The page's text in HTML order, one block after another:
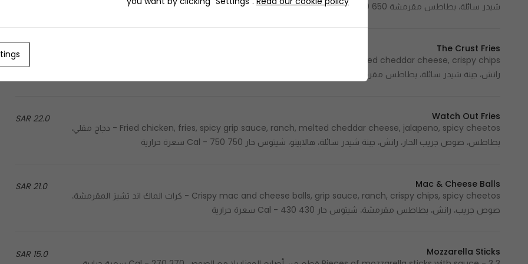
شيدر سائلة، بطاطس مقرمشة 650 Cal - 650 سعرة حرارية
The Crust Fries
رانش، جبنة شيدر سائلة، بطاطس مقرمشة 720 Cal - 720 سعرة حرارية
22.0 SAR
Watch Out Fries
Fried chicken, fries, spicy grip sauce, ranch, melted cheddar cheese, jalapeno, spicy cheetos - دجاج مقلي،
بطاطس، صوص جريب الحار، رانش، جبنة شيدر سائلة، هالابينو، شيتوس حار 750 Cal - 750 سعرة حرارية
21.0 SAR
Mac & Cheese Balls
Crispy mac and cheese balls, grip sauce, ranch, crispy chips, spicy cheetos - كرات الماك اند تشيز المقرمشة،
صوص جريب، رانش، بطاطس مقرمشة، شيتوس حار 430 Cal - 430 سعرة حرارية
15.0 SAR
Mozzarella Sticks